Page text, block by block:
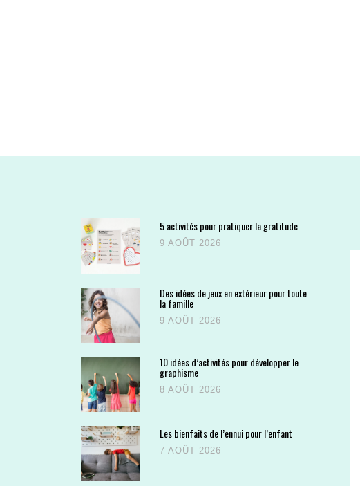
5 activités pour pratiquer la gratitude
9 AOÛT 2026
Des idées de jeux en extérieur pour toute
la famille
9 AOÛT 2026
10 idées d’activités pour développer le
graphisme
8 AOÛT 2026
Les bienfaits de l’ennui pour l’enfant
7 AOÛT 2026